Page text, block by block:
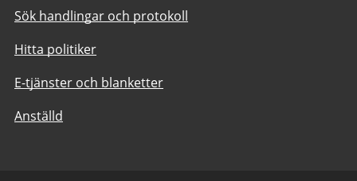
Sök handlingar och protokoll
Hitta politiker
E-tjänster och blanketter
Anställd